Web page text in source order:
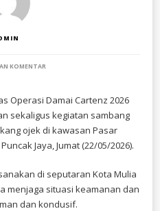
KOMENTAR
SATGAS
DAMAI
CARTENZ
PEDAGANG
OJEK
DI
MULIA
Operasi Damai Cartenz 2026
sekaligus kegiatan sambang
ojek di kawasan Pasar
Jaya, Jumat (22/05/2026).
di seputaran Kota Mulia
menjaga situasi keamanan dan
dan kondusif.